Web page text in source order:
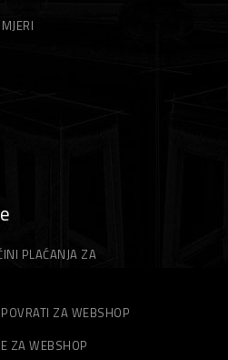
PLAĆANJA ZA
ZA WEBSHOP
ZA WEBSHOP